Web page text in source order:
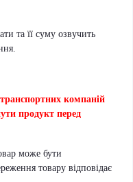
та її суму озвучить
компаній
продукт перед
може бути
товару відповідає